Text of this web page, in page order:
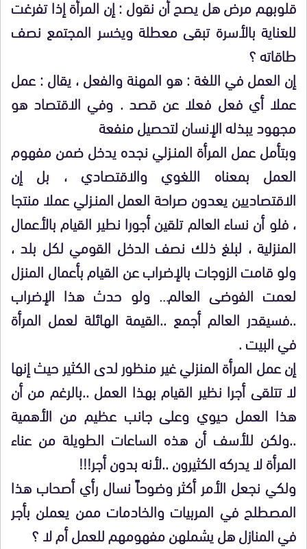
قلوبهم مرض هل يصح أن نقول : إن المرأة إذا تفرغت
للعناية بالأسرة تبقى معطلة ويخسر المجتمع نصف
طاقاته ؟
إن العمل في اللغة : هو المهنة والفعل ، يقال : عمل
عملا أي فعل فعلا عن قصد . وفي الاقتصاد هو
مجهود يبذله الإنسان لتحصيل منفعة
وبتأمل عمل المرأة المنـزلي نجده يدخل ضمن مفهوم
العمل بمعناه اللغوي والاقتصادي ، بل إن
الاقتصاديين يعدون صراحة العمل المنـزلي عملا منتجا
، فلو أن نساء العالم تلقين أجورا نطير القيام بالأعمال
المنزلية ، لبلغ ذلك نصف الدخل القومي لكل بلد ،
ولو قامت الزوجات بالإضراب عن القيام بأعمال المنزل
لعمت الفوضى العالم… ولو حدث هذا الإضراب
..فسيقدر العالم أجمع ..القيمة الهائلة لعمل المرأة
في البيت .
إن عمل المرأة المنزلي غير منظور لدى الكثير حيث إنها
لا تتلقى أجرا نظير القيام بهذا العمل ..بالرغم من أن
هذا العمل حيوي وعلى جانب عظيم من الأهمية
..ولكن للأسف أن هذه الساعات الطويلة من عناء
المرأة لا يدركه الكثيرون ..لأنه بدون أجر!!!
ولكي نجعل الأمر أكثر وضوحاً نسال رأي أصحاب هذا
المصطلح في المربيات والخادمات ممن يعملن بأجر
في المنازل هل يشملهن مفهومهم للعمل أم لا ؟